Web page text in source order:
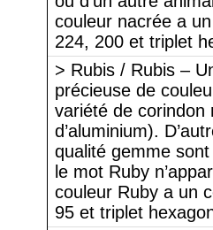
couleur nacrée a
224, 200 et triplet
> Rubis / Rubis –
précieuse de
variété de corindon
d’aluminium).
qualité gemme
le mot Ruby
couleur Ruby a un
95 et triplet